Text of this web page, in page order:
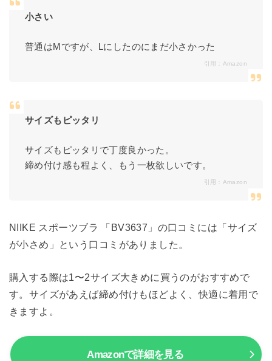
小さい
普通はMですが、Lにしたのにまだ小さかった
引用： Amazon
サイズもピッタリ
サイズもピッタリで丁度良かった。
締め付け感も程よく、もう一枚欲しいです。
引用： Amazon
NIIKE スポーツブラ 「BV3637」の口コミには「サイズ
が小さめ」という口コミがありました。
購入する際は1〜2サイズ大きめに買うのがおすすめで
す。サイズがあえば締め付けもほどよく、快適に着用で
きますよ。
Amazonで詳細を見る